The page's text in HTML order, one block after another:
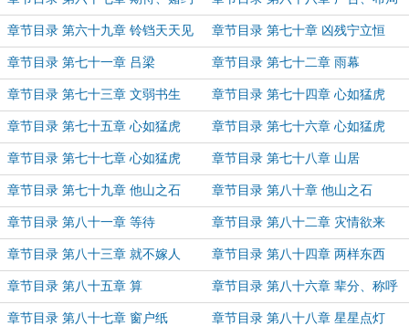
章节目录 第六十九章 铃铛天天见 章节目录 第七十章 凶残宁立恒
章节目录 第七十一章 吕梁 章节目录 第七十二章 雨幕
章节目录 第七十三章 文弱书生 章节目录 第七十四章 心如猛虎
（一）
章节目录 第七十五章 心如猛虎
（二）
章节目录 第七十六章 心如猛虎
（三）
章节目录 第七十七章 心如猛虎
（四）
章节目录 第七十八章 山居
章节目录 第七十九章 他山之石
（上）
章节目录 第八十章 他山之石
（下）
章节目录 第八十一章 等待 章节目录 第八十二章 灾情欲来
章节目录 第八十三章 就不嫁人 章节目录 第八十四章 两样东西
章节目录 第八十五章 算 章节目录 第八十六章 辈分、称呼
章节目录 第八十七章 窗户纸 章节目录 第八十八章 星星点灯